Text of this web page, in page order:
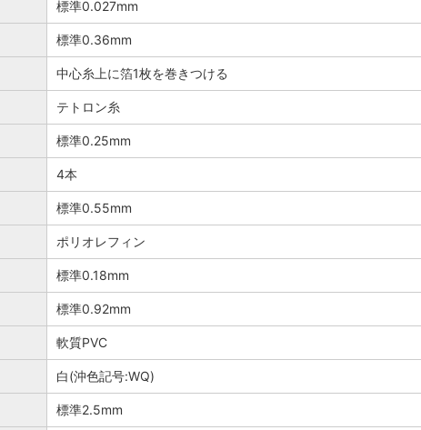
標準0.027mm
標準0.36mm
中心糸上に箔1枚を巻きつける
テトロン糸
標準0.25mm
4本
標準0.55mm
ポリオレフィン
標準0.18mm
標準0.92mm
軟質PVC
白(沖色記号:WQ)
標準2.5mm